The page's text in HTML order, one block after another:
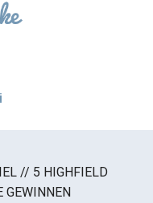
// 5 HIGHFIELD
GEWINNEN